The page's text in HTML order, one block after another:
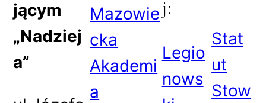
jącym
„Nadziej
a”
Mazowie
cka
Akademi
a
j:
Legio
nows
Stat
ut
Stow